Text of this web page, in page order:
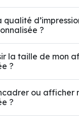
qualité
?
la taille de mon
?
ou afficher
?